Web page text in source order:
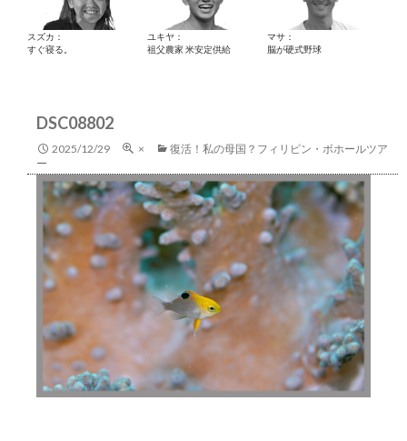
スズカ：
すぐ寝る。
ユキヤ：
祖父農家 米安定供給
マサ：
脳が硬式野球
DSC08802
2025/12/29 ×
復活！私の母国？フィリピン・ボホールツア
ー